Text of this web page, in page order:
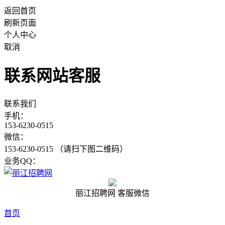
返回首页
刷新页面
个人中心
取消
联系网站客服
联系我们
手机：
153-6230-0515
微信：
153-6230-0515 （请扫下图二维码）
业务QQ：
丽江招聘网 客服微信
首页